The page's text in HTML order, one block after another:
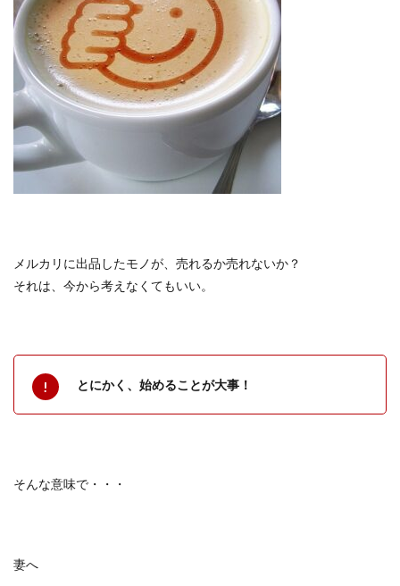
メルカリに出品したモノが、売れるか売れないか？
それは、今から考えなくてもいい。
とにかく、始めることが大事！
そんな意味で・・・
妻へ